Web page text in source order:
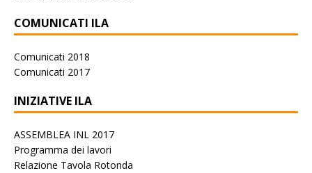
COMUNICATI ILA
Comunicati 2018
Comunicati 2017
INIZIATIVE ILA
ASSEMBLEA INL 2017
Programma dei lavori
Relazione Tavola Rotonda